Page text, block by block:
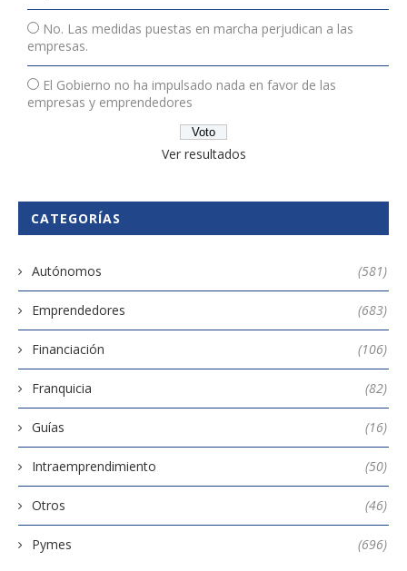
No. Las medidas puestas en marcha perjudican a las
empresas.
El Gobierno no ha impulsado nada en favor de las
empresas y emprendedores
Ver resultados
CATEGORÍAS
Autónomos (581)
Emprendedores (683)
Financiación (106)
Franquicia (82)
Guías (16)
Intraemprendimiento (50)
Otros (46)
Pymes (696)